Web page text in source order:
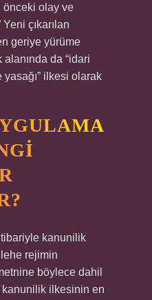
önceki olay ve
çıkarılan
geriye yürüme
da “idari
ilkesi olarak
kanunilik
rejimin
böylece dahil
ilkesinin en